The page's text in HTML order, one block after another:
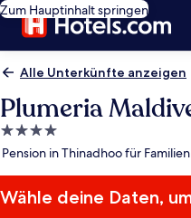
Zum Hauptinhalt springen
Alle Unterkünfte anzeigen
Plumeria
4.0-
Sterne-
Pension in Thinadhoo für
Wähle deine Daten,